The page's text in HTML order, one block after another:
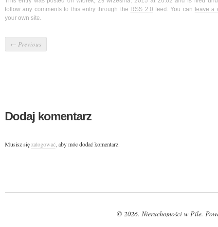
follow any comments to this entry through the RSS 2.0 feed. You can leave a
your own site.
← Previous
Dodaj komentarz
Musisz sięzalogować, aby móc dodać komentarz.
© 2026. Nieruchomości w Pile.